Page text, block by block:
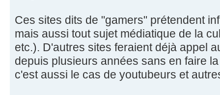
Ces sites dits de "gamers" prétendent
mais aussi tout sujet médiatique de la
etc.). D'autres sites feraient déjà appel
depuis plusieurs années sans en faire
c'est aussi le cas de youtubeurs et